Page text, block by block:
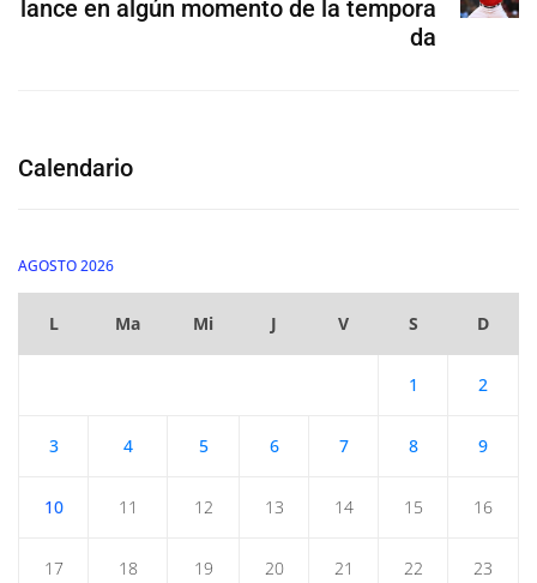
lance en algún momento de la tempora
da
Calendario
AGOSTO 2026
L Ma Mi J V S D
1 2
3 4 5 6 7 8 9
10 11 12 13 14 15 16
17 18 19 20 21 22 23